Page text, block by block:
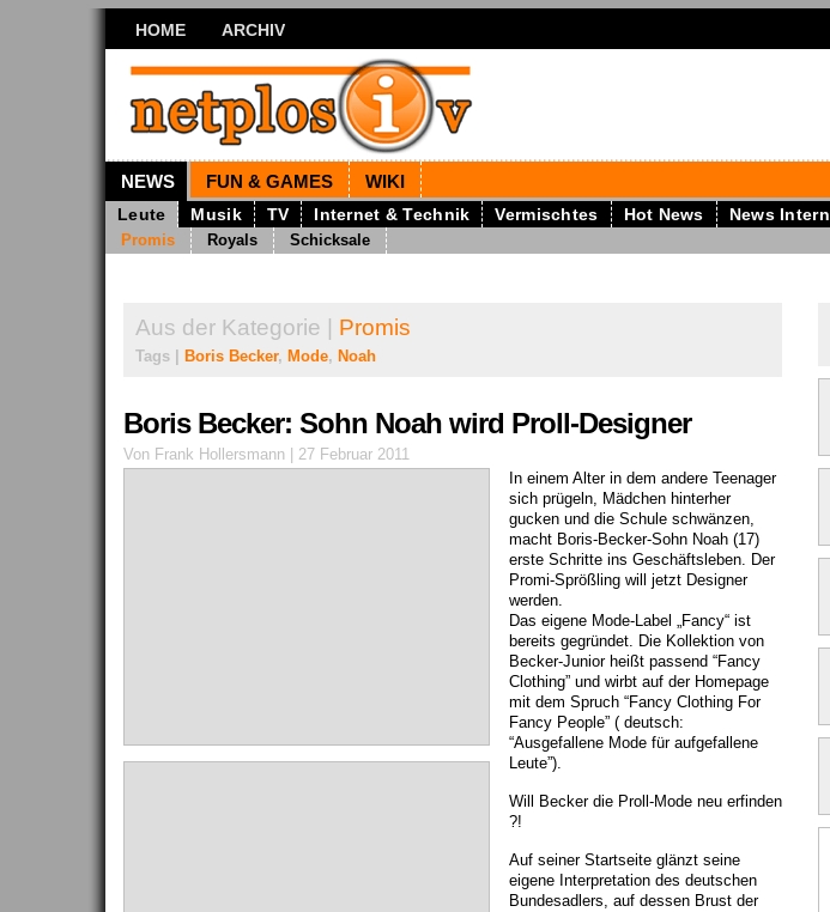
HOME ARCHIV
NEWS FUN & GAMES WIKI
Leute Musik TV Internet & Technik Vermischtes Hot News News Intern
Promis Royals Schicksale
Aus der Kategorie | Promis
Tags | Boris Becker, Mode, Noah
Boris Becker: Sohn Noah wird Proll-Designer
Von Frank Hollersmann | 27 Februar 2011
In einem Alter in dem andere Teenager
sich prügeln, Mädchen hinterher
gucken und die Schule schwänzen,
macht Boris-Becker-Sohn Noah (17)
erste Schritte ins Geschäftsleben. Der
Promi-Sprößling will jetzt Designer
werden.
Das eigene Mode-Label „Fancy“ ist
bereits gegründet. Die Kollektion von
Becker-Junior heißt passend “Fancy
Clothing” und wirbt auf der Homepage
mit dem Spruch “Fancy Clothing For
Fancy People” ( deutsch:
“Ausgefallene Mode für aufgefallene
Leute”).
Will Becker die Proll-Mode neu erfinden
?!
Auf seiner Startseite glänzt seine
eigene Interpretation des deutschen
Bundesadlers, auf dessen Brust der